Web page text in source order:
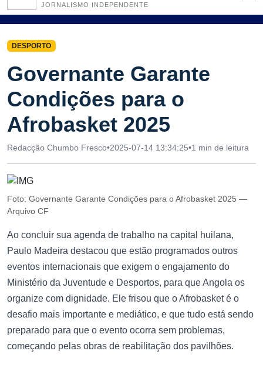
JORNALISMO INDEPENDENTE
DESPORTO
Governante Garante
Condições para o
Afrobasket 2025
Redacção Chumbo Fresco•2025-07-14 13:34:25•1 min de leitura
Foto: Governante Garante Condições para o Afrobasket 2025 —
Arquivo CF
Ao concluir sua agenda de trabalho na capital huilana,
Paulo Madeira destacou que estão programados outros
eventos internacionais que exigem o engajamento do
Ministério da Juventude e Desportos, para que Angola os
organize com dignidade. Ele frisou que o Afrobasket é o
desafio mais importante e mediático, e que tudo está sendo
preparado para que o evento ocorra sem problemas,
começando pelas obras de reabilitação dos pavilhões.